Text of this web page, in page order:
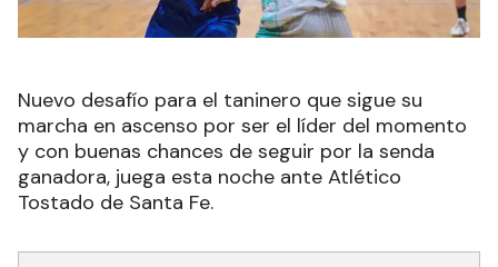
Nuevo desafío para el taninero que sigue su
marcha en ascenso por ser el líder del momento
y con buenas chances de seguir por la senda
ganadora, juega esta noche ante Atlético
Tostado de Santa Fe.